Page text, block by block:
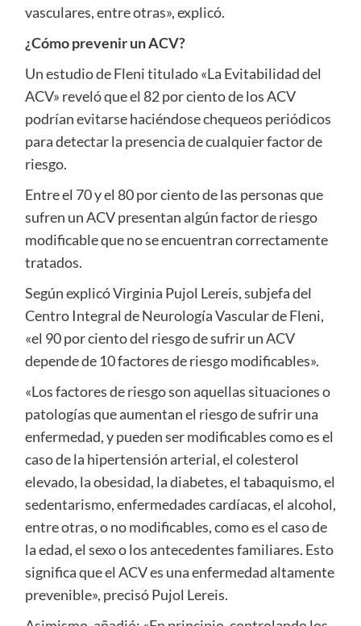
vasculares, entre otras», explicó.
¿Cómo prevenir un ACV?
Un estudio de Fleni titulado «La Evitabilidad del
ACV» reveló que el 82 por ciento de los ACV
podrían evitarse haciéndose chequeos periódicos
para detectar la presencia de cualquier factor de
riesgo.
Entre el 70 y el 80 por ciento de las personas que
sufren un ACV presentan algún factor de riesgo
modificable que no se encuentran correctamente
tratados.
Según explicó Virginia Pujol Lereis, subjefa del
Centro Integral de Neurología Vascular de Fleni,
«el 90 por ciento del riesgo de sufrir un ACV
depende de 10 factores de riesgo modificables».
«Los factores de riesgo son aquellas situaciones o
patologías que aumentan el riesgo de sufrir una
enfermedad, y pueden ser modificables como es el
caso de la hipertensión arterial, el colesterol
elevado, la obesidad, la diabetes, el tabaquismo, el
sedentarismo, enfermedades cardíacas, el alcohol,
entre otras, o no modificables, como es el caso de
la edad, el sexo o los antecedentes familiares. Esto
significa que el ACV es una enfermedad altamente
prevenible», precisó Pujol Lereis.